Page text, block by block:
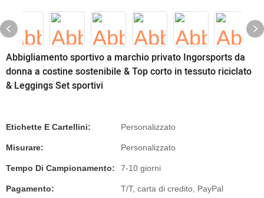
Abbigliamento sportivo a marchio privato Ingorsports da
donna a costine sostenibile & Top corto in tessuto riciclato
& Leggings Set sportivi
Etichette E Cartellini: Personalizzato
Misurare: Personalizzato
Tempo Di Campionamento: 7-10 giorni
Pagamento: T/T, carta di credito, PayPal